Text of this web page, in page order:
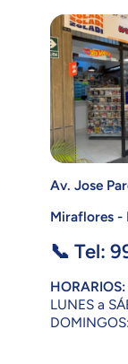
Av. Jose
Miraflores -
📞 Tel:
HORARIOS:
LUNES a